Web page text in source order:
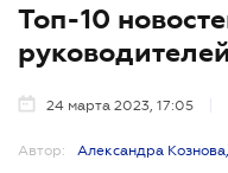
Топ-10
руководителей
24 марта 2023, 17:05
Автор: Александра